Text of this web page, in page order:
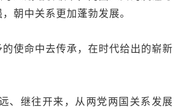
朝中关系更加蓬勃发展。
命中去传承，在时代给出的崭新
继往开来，从两党两国关系发展